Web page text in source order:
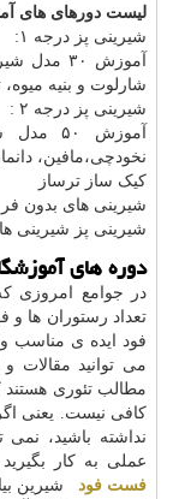
لیست دورهای های
شیرینی پز درجه ١:
آموزش ٣۰
شارلوت و بنیه میوه،
شیرینی پز درجه ٢ :
آموزش
نخودچی،مافین،
کیک ساز ترساز
شیرینی های بدون فر
شیرینی پز شیرینی
دوره های
در جوامع امروزی
تعداد رستوران ها و
فود ایده ی مناسب
می توانید مقالات
مطالب تئوری
کافی نیست. یعنی
نداشته باشید،
عملی به کار
فست فود
شیرین